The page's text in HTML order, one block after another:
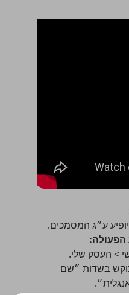
ע״ג המסמכים.
> העסק שלי.
בשדות ״שם